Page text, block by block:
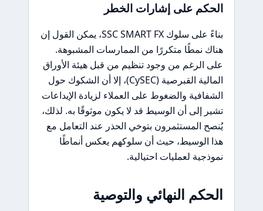
الحكم على إشارات الخطر
بناءً على سلوك SSC SMART FX، يمكن القول إن
هناك نمطًا متكررًا من الممارسات المشبوهة.
على الرغم من وجود تنظيم من قبل هيئة الأوراق
المالية القبرصية (CySEC)، إلا أن الشكوك حول
الشفافية والضغوط على العملاء لزيادة الإيداعات
تشير إلى أن الوسيط قد لا يكون موثوقًا به. لذلك،
يُنصح المستثمرون بتوخي الحذر عند التعامل مع
هذا الوسيط، حيث أن سلوكهم يعكس أنماطًا
نموذجية لعمليات احتيالية.
الحكم النهائي والتوصية